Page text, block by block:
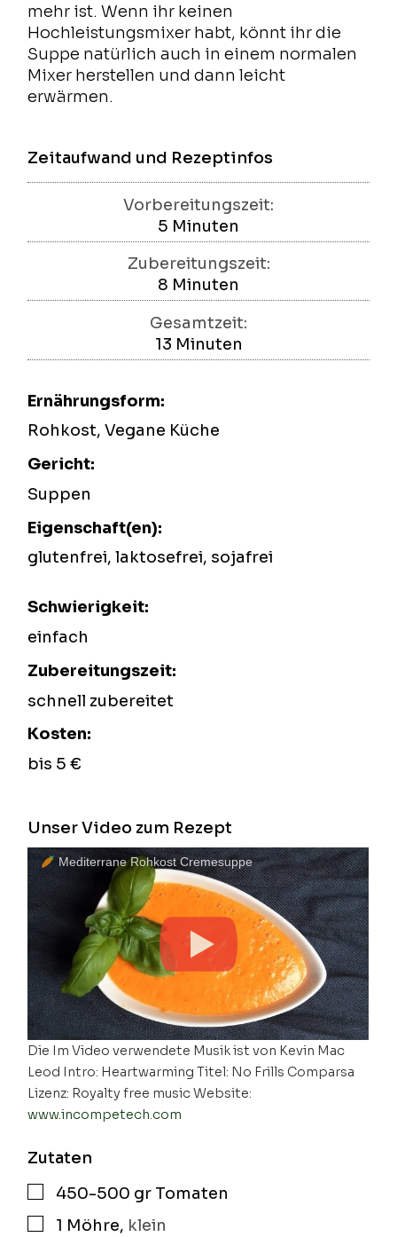
mehr ist. Wenn ihr keinen
Hochleistungsmixer habt, könnt ihr die
Suppe natürlich auch in einem normalen
Mixer herstellen und dann leicht
erwärmen.
Zeitaufwand und Rezeptinfos
Vorbereitungszeit:
5 Minuten
Minuten
Zubereitungszeit:
8 Minuten
Minuten
Gesamtzeit:
13Minuten
Minuten
Ernährungsform:
Rohkost, Vegane Küche
Gericht:
Suppen
Eigenschaft(en):
glutenfrei, laktosefrei, sojafrei
Schwierigkeit:
einfach
Zubereitungszeit:
schnell zubereitet
Kosten:
bis 5 €
Unser Video zum Rezept
Mediterrane Rohkost Cremesuppe
Die Im Video verwendete Musik ist von Kevin Mac
Leod Intro: Heartwarming Titel: No Frills Comparsa
Lizenz: Royalty free music Website:
www.incompetech.com
Zutaten
▢
450-500 gr Tomaten
▢
1 Möhre, klein